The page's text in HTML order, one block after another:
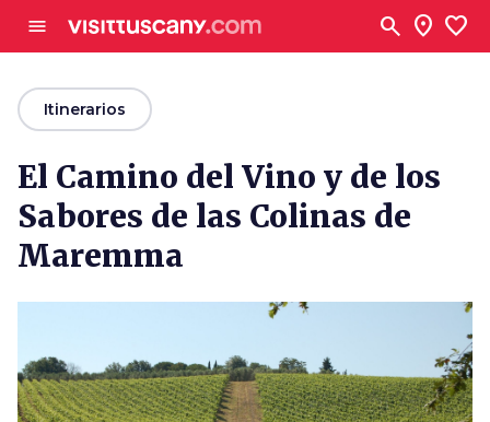
menu search location_on favorite
arrow_backItinerarios
El Camino del Vino y de los
Sabores de las Colinas de
Maremma